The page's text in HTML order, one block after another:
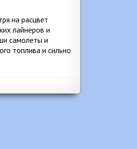
на расцвет
лайнеров и
самолеты и
топлива и сильно